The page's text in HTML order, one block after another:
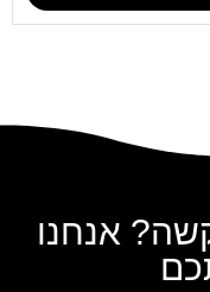
אנחנו